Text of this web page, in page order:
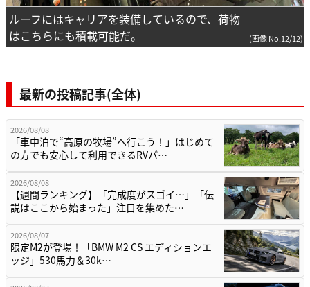
ルーフにはキャリアを装備しているので、荷物
はこちらにも積載可能だ。
(画像 No.12/12)
最新の投稿記事(全体)
2026/08/08
「車中泊で“高原の牧場”へ行こう！」はじめて
の方でも安心して利用できるRVパ…
2026/08/08
【週間ランキング】「完成度がスゴイ…」「伝
説はここから始まった」注目を集めた…
2026/08/07
限定M2が登場！「BMW M2 CS エディションエ
ッジ」530馬力＆30k…